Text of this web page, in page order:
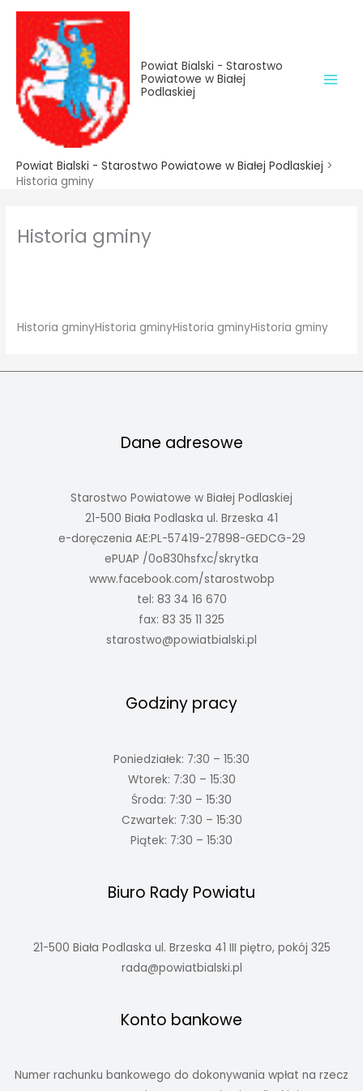
treści
Przejdź
treści
Powiat Bialski - Starostwo
Powiatowe w Białej
Podlaskiej
Powiat Bialski - Starostwo Powiatowe w Białej Podlaskiej >
Historia gminy
Historia gminy
Historia gminyHistoria gminyHistoria gminyHistoria gminy
Dane adresowe
Starostwo Powiatowe w Białej Podlaskiej
21-500 Biała Podlaska ul. Brzeska 41
e-doręczenia AE:PL-57419-27898-GEDCG-29
ePUAP /0o830hsfxc/skrytka
www.facebook.com/starostwobp
tel: 83 34 16 670
fax: 83 35 11 325
starostwo@powiatbialski.pl
Godziny pracy
Poniedziałek: 7:30 – 15:30
Wtorek: 7:30 – 15:30
Środa: 7:30 – 15:30
Czwartek: 7:30 – 15:30
Piątek: 7:30 – 15:30
Biuro Rady Powiatu
21-500 Biała Podlaska ul. Brzeska 41 III piętro, pokój 325
rada@powiatbialski.pl
Konto bankowe
Numer rachunku bankowego do dokonywania wpłat na rzecz